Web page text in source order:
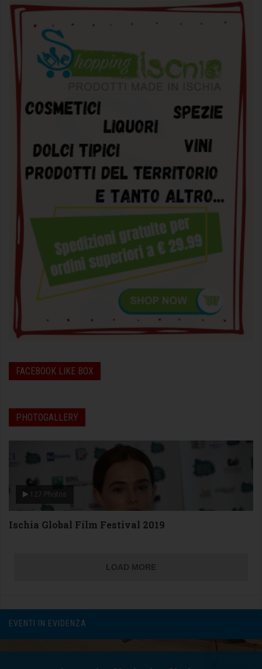
FACEBOOK LIKE BOX
PHOTOGALLERY
127 Photos
Conferenza stampa con Zoey Deutch
Ischia Global Film Festival 2019
LOAD MORE
EVENTI IN EVIDENZA